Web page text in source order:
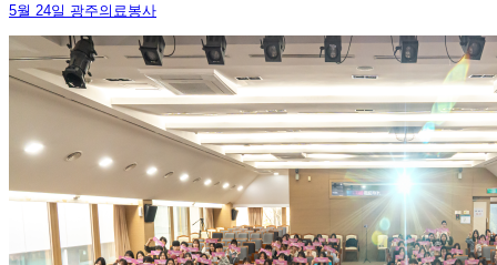
5월 24일 광주의료봉사